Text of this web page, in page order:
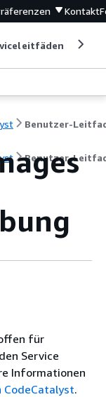
Kontakt
Benutzer-
für
Service
Informationen
.